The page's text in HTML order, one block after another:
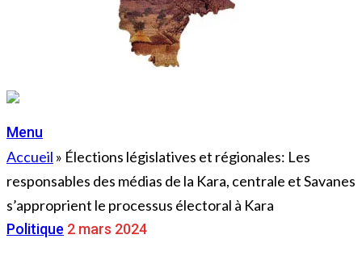
Menu
Accueil » Élections législatives et régionales: Les
responsables des médias de la Kara, centrale et Savanes
s’approprient le processus électoral à Kara
Politique 2 mars 2024